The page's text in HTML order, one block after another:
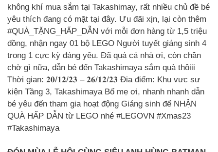
không khí mua sắm tại Takashimay, rất nhiều chủ đề bé
yêu thích đang có mặt tại đây. Ưu đãi xịn, lại còn thêm
#QUÀ_TẶNG_HẤP_DẪN với mỗi đơn hàng từ 1,5 triệu
đồng, nhận ngay 01 bộ LEGO Người tuyết giáng sinh 4
trong 1 cực kỳ đáng yêu. Đã quá cả nhà ơi, còn chần
chờ gì nữa, dẫn bé đến Takashimaya sắm quà thôiii
Thời gian: 𝟐𝟎/𝟏𝟐/𝟐𝟑 – 𝟐𝟔/𝟏𝟐/𝟐𝟑 Địa điểm: Khu vực sự
kiện Tầng 3, Takashimaya Bố mẹ ơi, nhanh nhanh dẫn
bé yêu đến tham gia hoạt động Giáng sinh để NHẬN
QUÀ HẤP DẪN từ LEGO nhé #LEGOVN #Xmas23
#Takashimaya